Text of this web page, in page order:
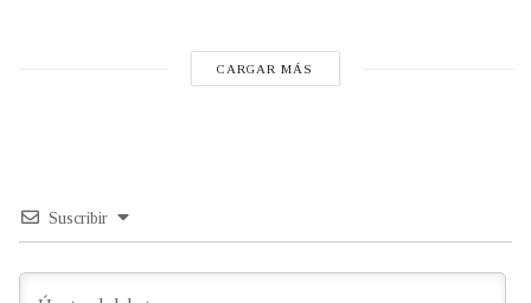
CARGAR MÁS
Suscribir